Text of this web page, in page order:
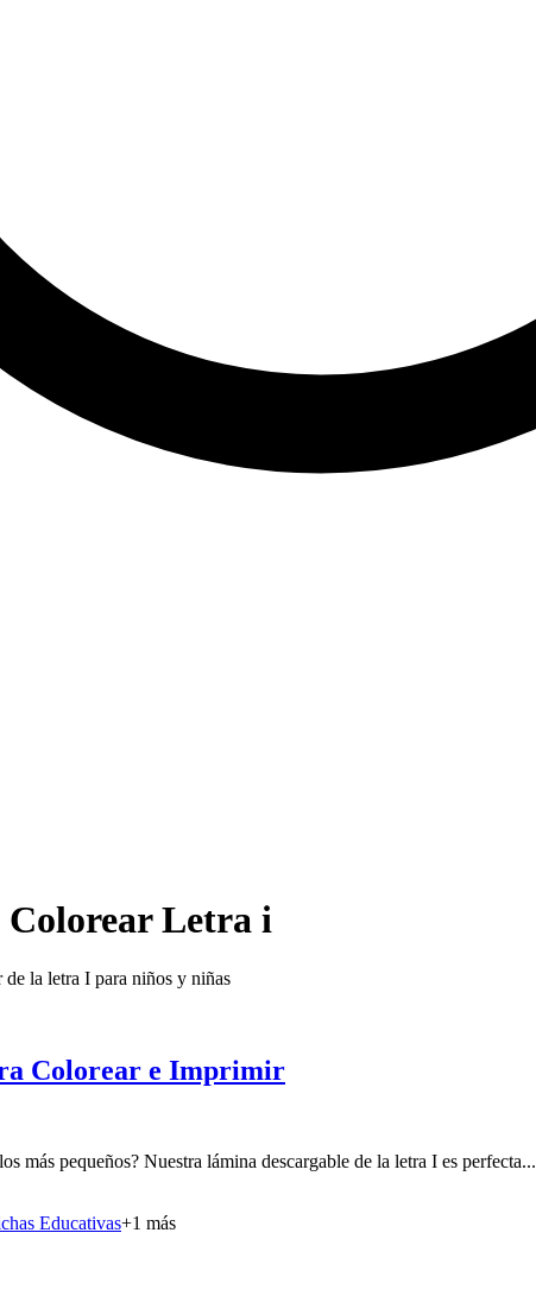
Colorear Letra i
de la letra I para niños y niñas
Colorear e Imprimir
más pequeños? Nuestra lámina descargable de la letra I es perfecta...
Educativas+1 más